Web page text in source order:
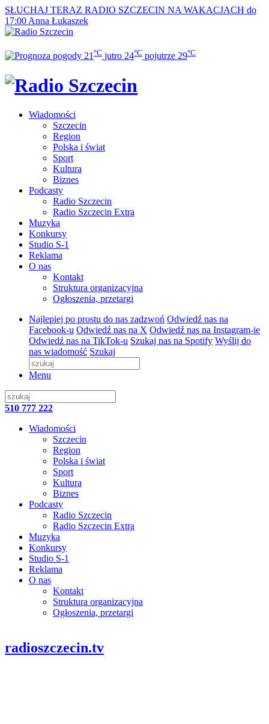
SŁUCHAJ TERAZ RADIO SZCZECIN NA WAKACJACH do
17:00 Anna Łukaszek
21 °C jutro 24°C pojutrze 29°C
Wiadomości
Szczecin
Region
Polska i świat
Sport
Kultura
Biznes
Podcasty
Radio Szczecin
Radio Szczecin Extra
Muzyka
Konkursy
Studio S-1
Reklama
O nas
Kontakt
Struktura organizacyjna
Ogłoszenia, przetargi
Najlepiej po prostu do nas zadzwoń Odwiedź nas na
Facebook-u Odwiedź nas na X Odwiedź nas na Instagram-ie
Odwiedź nas na TikTok-u Szukaj nas na Spotify Wyślij do
nas wiadomość Szukaj
Menu
510 777 222
Wiadomości
Szczecin
Region
Polska i świat
Sport
Kultura
Biznes
Podcasty
Radio Szczecin
Radio Szczecin Extra
Muzyka
Konkursy
Studio S-1
Reklama
O nas
Kontakt
Struktura organizacyjna
Ogłoszenia, przetargi
radioszczecin.tv